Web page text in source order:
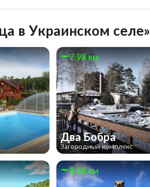
в Украинском селе»
7.98 км
Два Бобра
Загородный комплекс
8.68 км